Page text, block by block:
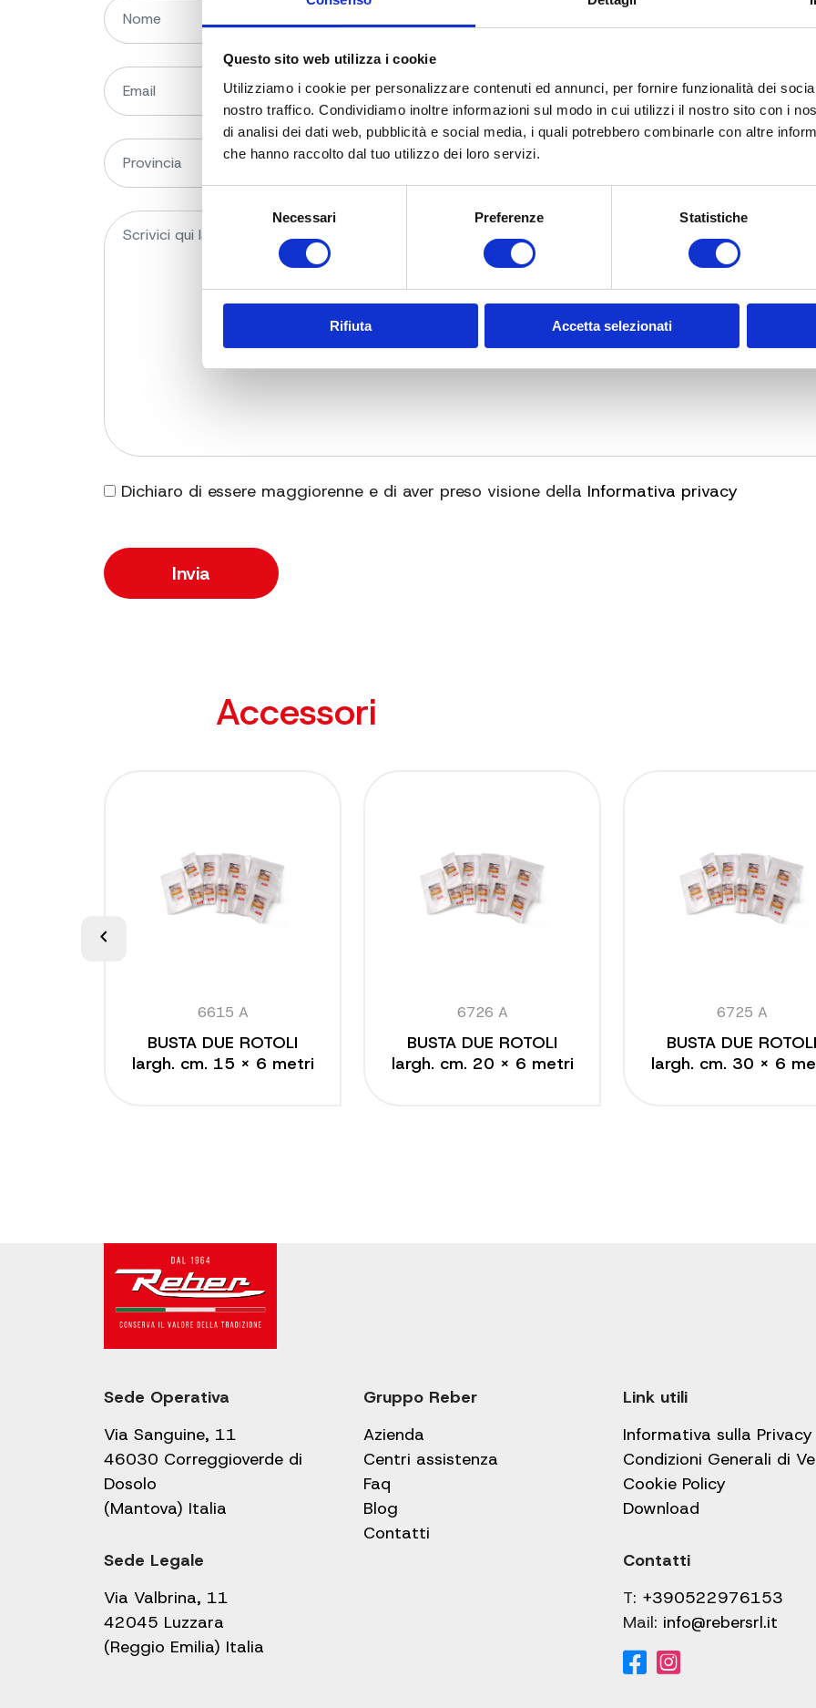
Questo sito web utilizza i cookie
Utilizziamo i cookie per personalizzare contenuti ed annunci, per fornire funzionalità dei
nostro traffico. Condividiamo inoltre informazioni sul modo in cui utilizzi il nostro sito con i
di analisi dei dati web, pubblicità e social media, i quali potrebbero combinarle con altre
che hanno raccolto dal tuo utilizzo dei loro servizi.
consenso
Necessari Preferenze Statistiche
Rifiuta Accetta selezionati
Dichiaro di essere maggiorenne e di aver preso visione della Informativa privacy
Accessori
6615 A
BUSTA DUE ROTOLI
largh. cm. 15 x 6 metri
6726 A
BUSTA DUE ROTOLI
largh. cm. 20 x 6 metri
6725 A
BUSTA DUE ROTOLI
largh. cm. 30 x 6
chevron_left
Sede Operativa
Via Sanguine, 11
46030 Correggioverde di
Dosolo
(Mantova) Italia
Sede Legale
Via Valbrina, 11
42045 Luzzara
(Reggio Emilia) Italia
Gruppo Reber
Azienda
Centri assistenza
Faq
Blog
Contatti
Link utili
Informativa sulla Privacy
Condizioni Generali di
Cookie Policy
Download
Contatti
T: +390522976153
Mail: info@rebersrl.it